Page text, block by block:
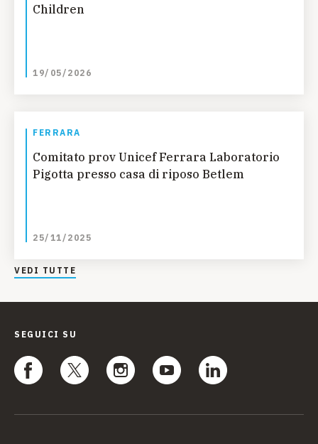
Children
19/05/2026
FERRARA
Comitato prov Unicef Ferrara Laboratorio
Pigotta presso casa di riposo Betlem
25/11/2025
VEDI TUTTE
SEGUICI SU